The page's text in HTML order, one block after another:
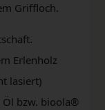
Griffloch.
Erlenholz
lasiert)
bzw. bioola®